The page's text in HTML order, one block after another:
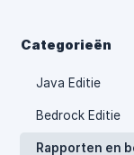
Categorieën
Java Editie
Bedrock Editie